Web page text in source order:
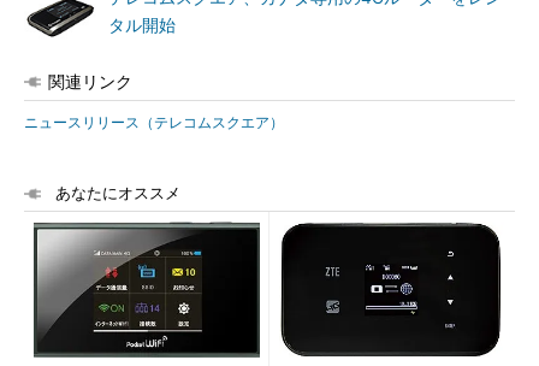
タル開始
関連リンク
ニュースリリース（テレコムスクエア）
あなたにオススメ